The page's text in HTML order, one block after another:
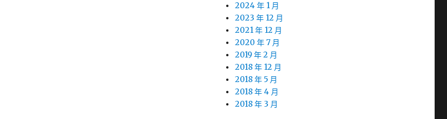
2024 年 1 月
2023 年 12 月
2021 年 12 月
2020 年 7 月
2019 年 2 月
2018 年 12 月
2018 年 5 月
2018 年 4 月
2018 年 3 月